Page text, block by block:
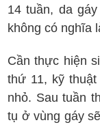
14 tuần, da
không có nghĩa
Cần thực hiện
thứ 11, kỹ
nhỏ. Sau tuần
tụ ở vùng gáy